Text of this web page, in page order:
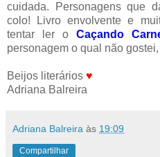
cuidada. Personagens que
colo! Livro envolvente e
tentar ler o Caçando
personagem o qual não
Beijos literários ♥
Adriana Balreira
Adriana Balreira às 19:09
Compartilhar